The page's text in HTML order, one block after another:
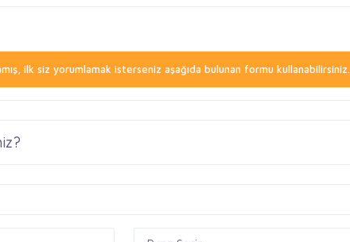
ilk siz yorumlamak isterseniz aşağıda bulunan formu kullanabilirsiniz.